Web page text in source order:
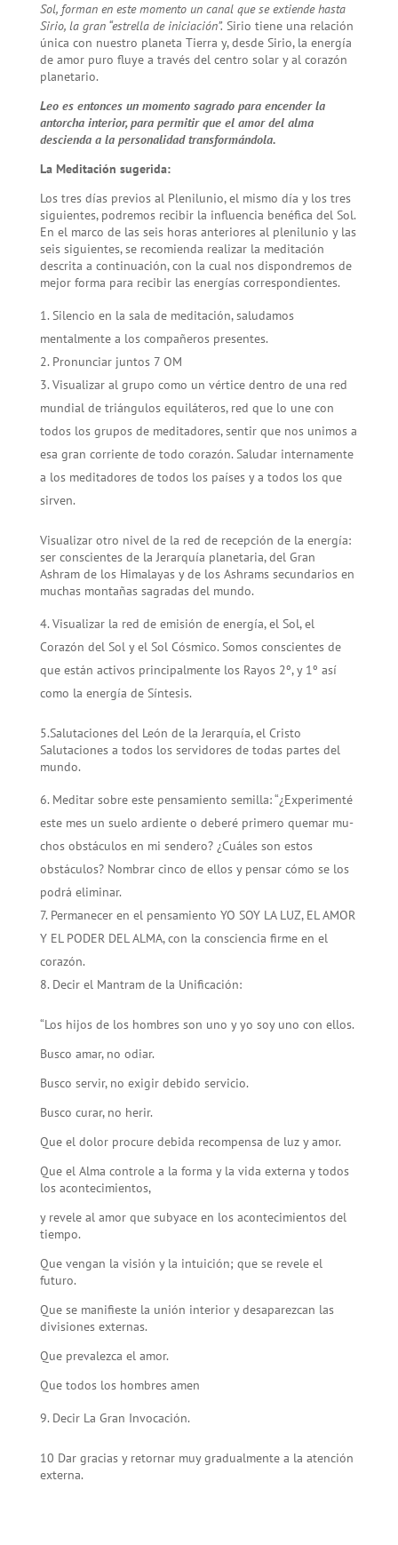
Sol, forman en este momento un canal que se extiende hasta
Sirio, la gran “estrella de iniciación”. Sirio tiene una relación
única con nuestro planeta Tierra y, desde Sirio, la energía
de amor puro fluye a través del centro solar y al corazón
planetario.
Leo es entonces un momento sagrado para encender la
antorcha interior, para permitir que el amor del alma
descienda a la personalidad transformándola.
La Meditación sugerida:
Los tres días previos al Plenilunio, el mismo día y los tres
si­guientes, podremos recibir la influencia benéfica del Sol.
En el marco de las seis horas anteriores al plenilunio y las
seis siguientes, se recomienda realizar la medi­tación
descrita a continuación, con la cual nos dispondremos de
mejor forma para recibir las energías correspondientes.
Silencio en la sala de meditación, saludamos
mentalmente a los compañeros presentes.
Pronunciar juntos 7 OM
Visualizar al grupo como un vértice dentro de una red
mundial de triángulos equiláteros, red que lo une con
todos los grupos de meditadores, sentir que nos unimos a
esa gran corriente de todo corazón. Saludar internamente
a los meditadores de todos los países y a todos los que
sirven.
Visualizar otro nivel de la red de recepción de la energía:
ser conscientes de la Jerarquía planetaria, del Gran
Ashram de los Himalayas y de los Ashrams secundarios en
muchas montañas sagradas del mundo.
Visualizar la red de emisión de energía, el Sol, el
Corazón del Sol y el Sol Cósmico. Somos conscientes de
que están activos principalmente los Rayos 2º, y 1º así
como la energía de Síntesis.
5.Salutaciones del León de la Jerar­quía, el Cristo
Salutaciones a todos los servidores de todas partes del
mundo.
Meditar sobre este pensamiento se­milla: “¿Experimenté
este mes un suelo ardiente o deberé primero quemar mu­
chos obstáculos en mi sendero? ¿Cuáles son estos
obstáculos? Nombrar cinco de ellos y pensar cómo se los
podrá eliminar.
Permanecer en el pensamiento YO SOY LA LUZ, EL AMOR
Y EL PODER DEL ALMA, con la consciencia firme en el
corazón.
Decir el Mantram de la Unificación:
“Los hijos de los hombres son uno y yo soy uno con ellos.
Busco amar, no odiar.
Busco servir, no exigir debido servicio.
Busco curar, no herir.
Que el dolor procure debida recom­pensa de luz y amor.
Que el Alma controle a la forma y la vida externa y todos
los acontecimientos,
y revele al amor que subyace en los acontecimientos del
tiempo.
Que vengan la visión y la intuición; que se revele el
futuro.
Que se manifieste la unión interior y desapa­rezcan las
divisiones externas.
Que prevalez­ca el amor.
Que todos los hombres amen
Decir La Gran Invocación.
10 Dar gracias y retornar muy gradualmente a la atención
externa.